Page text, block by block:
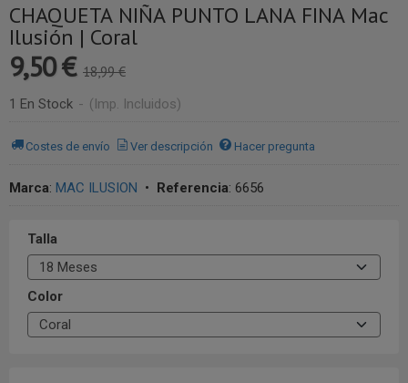
CHAQUETA NIÑA PUNTO LANA FINA Mac
Ilusión | Coral
9,50 € 18,99 €
1 En Stock - (Imp. Incluidos)
Costes de envío Ver descripción Hacer pregunta
Marca: MAC ILUSION • Referencia: 6656
Talla
Color